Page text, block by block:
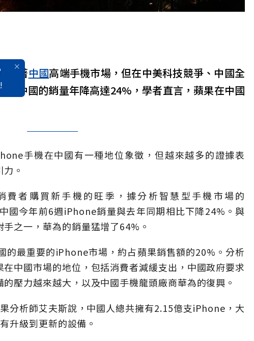
導著中國高端手機市場，但在中美科技競爭、中國全
在中國的銷量年降高達24%，學者直言，蘋果在中國
手機在中國有一種地位象徵，但越來越多的證據表
。
費者購買新手機的旺季，據分析智慧型手機市場的
今年前6週iPhone銷量與去年同期相比下降24%。與
之一，華為的銷量猛增了64%。
的最重要的iPhone市場，約占蘋果銷售額的20%。分析
中國市場的地位，包括消費者減緩支出，中國政府要求
壓力越來越大，以及中國手機龍頭廠商華為的復興。
分析師艾夫斯說，中國人總共擁有2.15億支iPhone，大
升級到更新的設備。